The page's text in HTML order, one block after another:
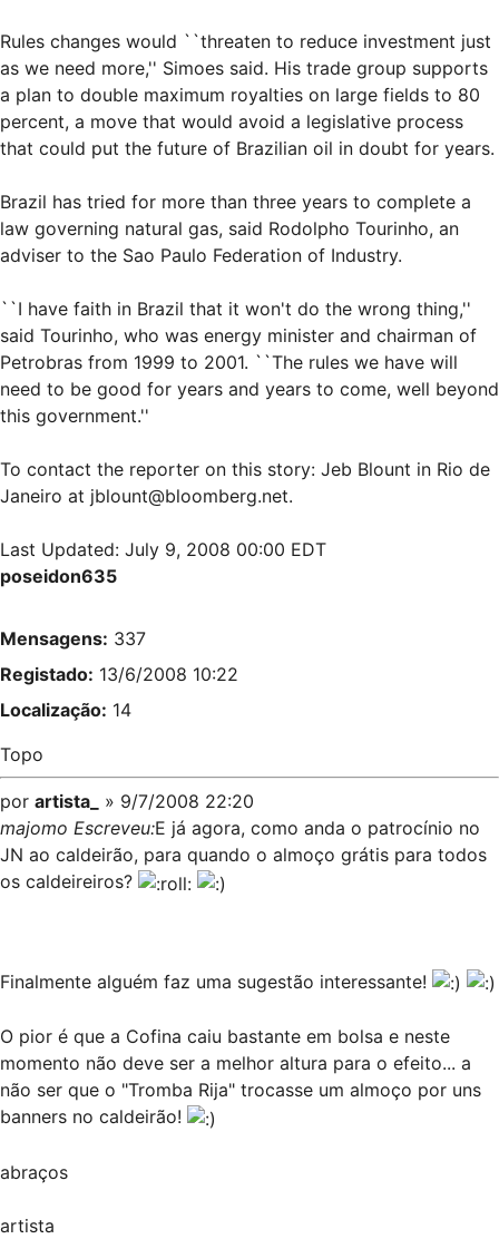
Rules changes would ``threaten to reduce investment just
as we need more,'' Simoes said. His trade group supports
a plan to double maximum royalties on large fields to 80
percent, a move that would avoid a legislative process
that could put the future of Brazilian oil in doubt for years.
Brazil has tried for more than three years to complete a
law governing natural gas, said Rodolpho Tourinho, an
adviser to the Sao Paulo Federation of Industry.
``I have faith in Brazil that it won't do the wrong thing,''
said Tourinho, who was energy minister and chairman of
Petrobras from 1999 to 2001. ``The rules we have will
need to be good for years and years to come, well beyond
this government.''
To contact the reporter on this story: Jeb Blount in Rio de
Janeiro at jblount@bloomberg.net.
Last Updated: July 9, 2008 00:00 EDT
poseidon635
Mensagens: 337
Registado: 13/6/2008 10:22
Localização: 14
Topo
por artista_
» 9/7/2008 22:20
majomo Escreveu:E já agora, como anda o patrocínio no
JN ao caldeirão, para quando o almoço grátis para todos
os caldeireiros?
Finalmente alguém faz uma sugestão interessante!
O pior é que a Cofina caiu bastante em bolsa e neste
momento não deve ser a melhor altura para o efeito... a
não ser que o "Tromba Rija" trocasse um almoço por uns
banners no caldeirão!
abraços
artista